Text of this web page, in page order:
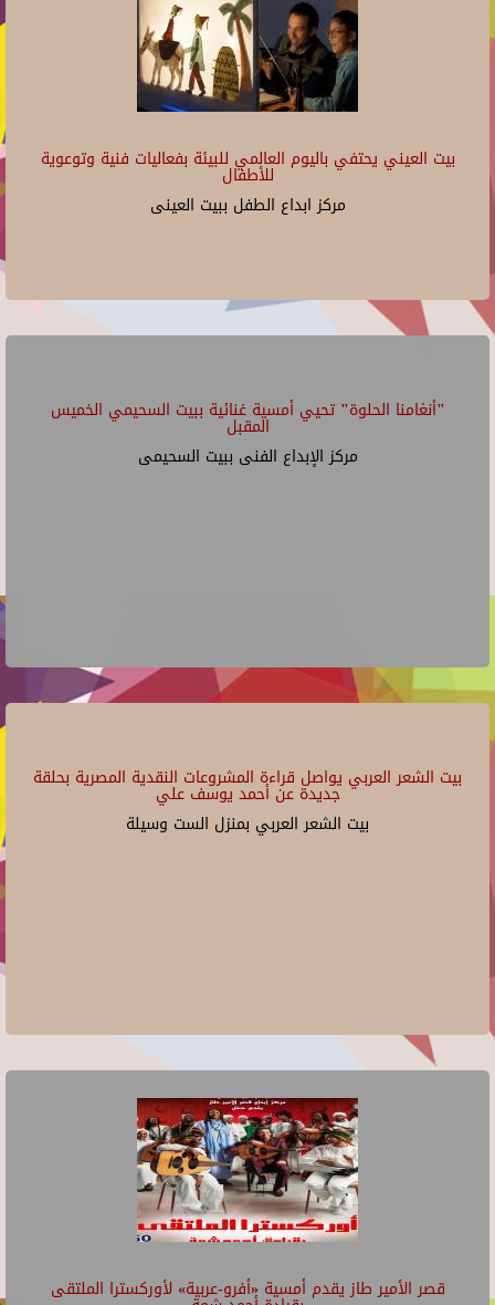
بيت العيني يحتفي باليوم العالمي للبيئة بفعاليات فنية وتوعوية
للأطفال
مركز ابداع الطفل ببيت العينى
"أنغامنا الحلوة" تحيي أمسية غنائية ببيت السحيمي الخميس
المقبل
مركز الإبداع الفنى ببيت السحيمى
بيت الشعر العربي يواصل قراءة المشروعات النقدية المصرية بحلقة
جديدة عن أحمد يوسف علي
بيت الشعر العربي بمنزل الست وسيلة
قصر الأمير طاز يقدم أمسية «أفرو-عربية» لأوركسترا الملتقى